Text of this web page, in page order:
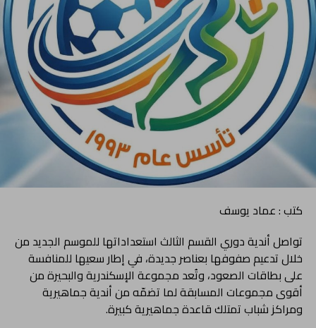
كتب : عماد يوسف
تواصل أندية دوري القسم الثالث استعداداتها للموسم الجديد من
خلال تدعيم صفوفها بعناصر جديدة، في إطار سعيها للمنافسة
على بطاقات الصعود، وتُعد مجموعة الإسكندرية والبحيرة من
أقوى مجموعات المسابقة لما تضمّه من أندية جماهيرية
ومراكز شباب تمتلك قاعدة جماهيرية كبيرة.